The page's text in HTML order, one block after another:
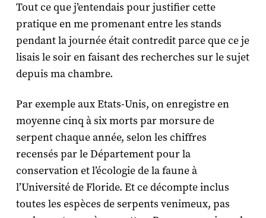
Tout ce que j’entendais pour justifier cette
pratique en me promenant entre les stands
pendant la journée était contredit parce que ce je
lisais le soir en faisant des recherches sur le sujet
depuis ma chambre.
Par exemple aux Etats-Unis, on enregistre en
moyenne cinq à six morts par morsure de
serpent chaque année, selon les chiffres
recensés par le Département pour la
conservation et l’écologie de la faune à
l’Université de Floride. Et ce décompte inclus
toutes les espèces de serpents venimeux, pas